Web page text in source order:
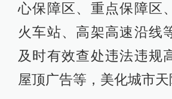
心保障区、重点保障区
火车站、高架高速沿线
及时有效查处违法违规
屋顶广告等，美化城市天